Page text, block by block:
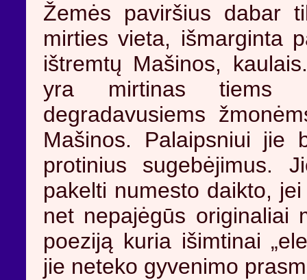
Žemės paviršius dabar
mirties vieta, išmarginta
ištremtų Mašinos,
yra mirtinas tiems
degradavusiems
Mašinos. Palaipsniui jie
protinius sugebėjimus.
pakelti numesto daikto,
net nepajėgūs originaliai
poeziją kuria išimtinai
jie neteko gyvenimo